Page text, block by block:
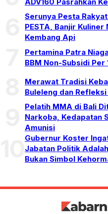
Serunya Pesta
PESTA, Banjir
Kembang Api
Pertamina Patra
BBM Non-Subsidi
Merawat Tradisi
Buleleng dan
Pelatih MMA di Bali
Narkoba, Kedapatan
Amunisi
Gubernur Koster
Jabatan Politik
Bukan Simbol